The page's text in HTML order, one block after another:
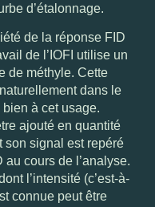
d’étalonnage.
de la réponse FID
de l’IOFI utilise un
de méthyle. Cette
dans le
à cet usage.
ajouté en quantité
son signal est repéré
cours de l’analyse.
l’intensité (c’est-à-
connue peut être